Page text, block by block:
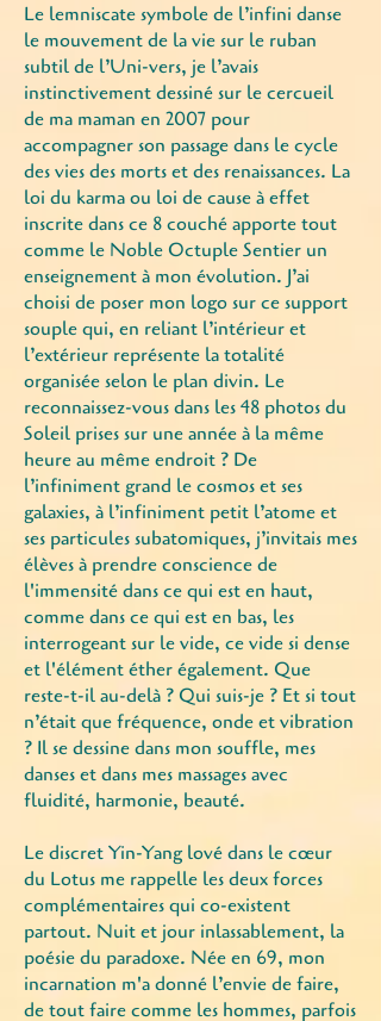
Le lemniscate symbole de l’infini danse
le mouvement de la vie sur le ruban
subtil de l’Uni-vers, je l’avais
instinctivement dessiné sur le cercueil
de ma maman en 2007 pour
accompagner son passage dans le cycle
des vies des morts et des renaissances. La
loi du karma ou loi de cause à effet
inscrite dans ce 8 couché apporte tout
comme le Noble Octuple Sentier un
enseignement à mon évolution. J’ai
choisi de poser mon logo sur ce support
souple qui, en reliant l’intérieur et
l’extérieur représente la totalité
organisée selon le plan divin. Le
reconnaissez-vous dans les 48 photos du
Soleil prises sur une année à la même
heure au même endroit ? De
l’infiniment grand le cosmos et ses
galaxies, à l’infiniment petit l’atome et
ses particules subatomiques, j’invitais mes
élèves à prendre conscience de
l'immensité dans ce qui est en haut,
comme dans ce qui est en bas, les
interrogeant sur le vide, ce vide si dense
et l'élément éther également. Que
reste-t-il au-delà ? Qui suis-je ? Et si tout
n’était que fréquence, onde et vibration
? Il se dessine dans mon souffle, mes
danses et dans mes massages avec
fluidité, harmonie, beauté.
Le discret Yin-Yang lové dans le cœur
du Lotus me rappelle les deux forces
complémentaires qui co-existent
partout. Nuit et jour inlassablement, la
poésie du paradoxe. Née en 69, mon
incarnation m'a donné l’envie de faire,
de tout faire comme les hommes, parfois